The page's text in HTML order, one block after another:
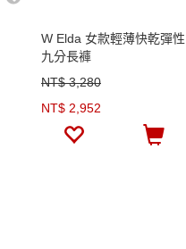
W Elda 女款輕薄快乾彈性
九分長褲
NT$ 3,280
NT$ 2,952